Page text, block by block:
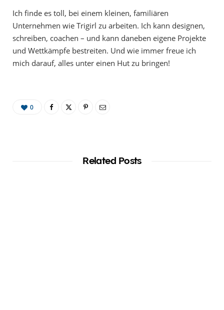
Ich finde es toll, bei einem kleinen, familiären
Unternehmen wie Trigirl zu arbeiten. Ich kann designen,
schreiben, coachen – und kann daneben eigene Projekte
und Wettkämpfe bestreiten. Und wie immer freue ich
mich darauf, alles unter einen Hut zu bringen!
0
Related Posts